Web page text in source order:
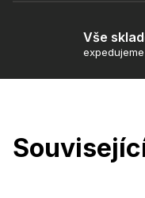
Vše